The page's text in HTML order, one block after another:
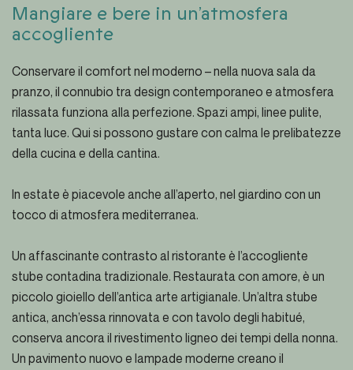
Mangiare e bere in un’atmosfera
accogliente
Conservare il comfort nel moderno – nella nuova sala da
pranzo, il connubio tra design contemporaneo e atmosfera
rilassata funziona alla perfezione. Spazi ampi, linee pulite,
tanta luce. Qui si possono gustare con calma le prelibatezze
della cucina e della cantina.
In estate è piacevole anche all’aperto, nel giardino con un
tocco di atmosfera mediterranea.
Un affascinante contrasto al ristorante è l’accogliente
stube contadina tradizionale. Restaurata con amore, è un
piccolo gioiello dell’antica arte artigianale. Un’altra stube
antica, anch’essa rinnovata e con tavolo degli habitué,
conserva ancora il rivestimento ligneo dei tempi della nonna.
Un pavimento nuovo e lampade moderne creano il